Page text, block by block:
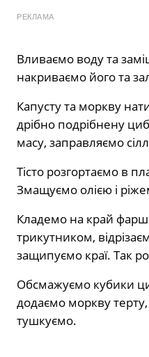
РЕКЛАМА
Вливаємо воду та
накриваємо його та
Капусту та моркву
дрібно подрібнену
масу, заправляємо
Тісто розгортаємо в
Змащуємо олією і
Кладемо на край фарш
трикутником,
защипуємо краї. Так
Обсмажуємо кубики
додаємо моркву
тушкуємо.